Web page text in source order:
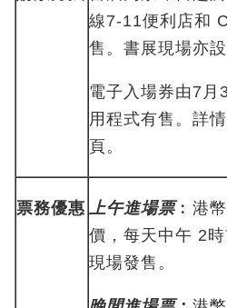
線7-11便利店和
售。書展現場亦設
電子入場券由7月
用程式有售。詳
頁。
票務優惠 上午進場票︰港
價，每天中午 2
現場發售。